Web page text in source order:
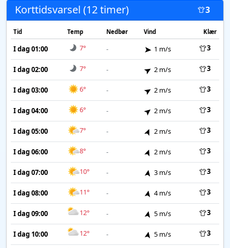
Korttidsvarsel (12 timer) 3
Tid Temp Nedbør Vind Klær
I dag 01:00 7° - 1 m/s 3
I dag 02:00 7° - 2 m/s 3
I dag 03:00 6° - 2 m/s 3
I dag 04:00 6° - 2 m/s 3
I dag 05:00 7° - 2 m/s 3
I dag 06:00 8° - 2 m/s 3
I dag 07:00 10° - 3 m/s 3
I dag 08:00 11° - 4 m/s 3
I dag 09:00 12° - 5 m/s 3
I dag 10:00 12° - 5 m/s 3